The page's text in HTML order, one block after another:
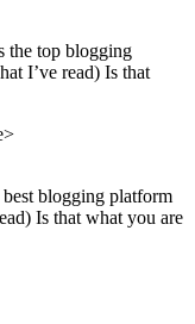
the top blogging
I’ve read) Is that
blogging platform
Is that what you are